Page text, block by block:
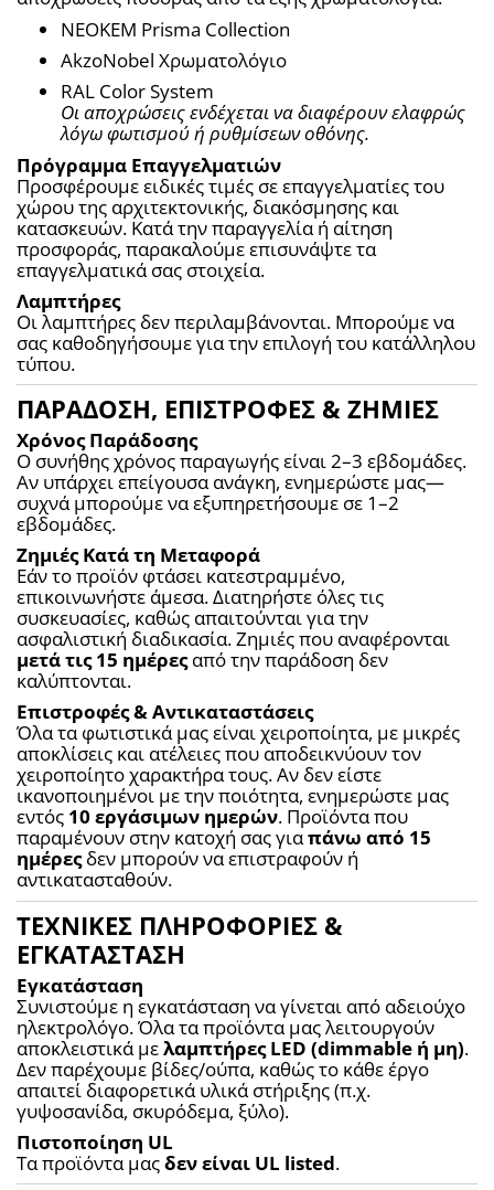
NEOKEM Prisma Collection
AkzoNobel Χρωματολόγιο
RAL Color System
Οι αποχρώσεις ενδέχεται να διαφέρουν ελαφρώς
λόγω φωτισμού ή ρυθμίσεων οθόνης.
Πρόγραμμα Επαγγελματιών
Προσφέρουμε ειδικές τιμές σε επαγγελματίες του
χώρου της αρχιτεκτονικής, διακόσμησης και
κατασκευών. Κατά την παραγγελία ή αίτηση
προσφοράς, παρακαλούμε επισυνάψτε τα
επαγγελματικά σας στοιχεία.
Λαμπτήρες
Οι λαμπτήρες δεν περιλαμβάνονται. Μπορούμε να
σας καθοδηγήσουμε για την επιλογή του κατάλληλου
τύπου.
ΠΑΡΑΔΟΣΗ, ΕΠΙΣΤΡΟΦΕΣ & ΖΗΜΙΕΣ
Χρόνος Παράδοσης
Ο συνήθης χρόνος παραγωγής είναι 2–3 εβδομάδες.
Αν υπάρχει επείγουσα ανάγκη, ενημερώστε μας—
συχνά μπορούμε να εξυπηρετήσουμε σε 1–2
εβδομάδες.
Ζημιές Κατά τη Μεταφορά
Εάν το προϊόν φτάσει κατεστραμμένο,
επικοινωνήστε άμεσα. Διατηρήστε όλες τις
συσκευασίες, καθώς απαιτούνται για την
μετά τις 15 ημέρες από την παράδοση δεν
καλύπτονται.
Επιστροφές & Αντικαταστάσεις
Όλα τα φωτιστικά μας είναι χειροποίητα, με μικρές
αποκλίσεις και ατέλειες που αποδεικνύουν τον
χειροποίητο χαρακτήρα τους. Αν δεν είστε
ικανοποιημένοι με την ποιότητα, ενημερώστε μας
εντός 10 εργάσιμων ημερών. Προϊόντα που
παραμένουν στην κατοχή σας για πάνω από 15
ημέρες δεν μπορούν να επιστραφούν ή
αντικατασταθούν.
ΤΕΧΝΙΚΕΣ ΠΛΗΡΟΦΟΡΙΕΣ &
ΕΓΚΑΤΑΣΤΑΣΗ
Εγκατάσταση
Συνιστούμε η εγκατάσταση να γίνεται από αδειούχο
ηλεκτρολόγο. Όλα τα προϊόντα μας λειτουργούν
αποκλειστικά με λαμπτήρες LED (dimmable ή μη).
Δεν παρέχουμε βίδες/ούπα, καθώς το κάθε έργο
απαιτεί διαφορετικά υλικά στήριξης (π.χ.
γυψοσανίδα, σκυρόδεμα, ξύλο).
Πιστοποίηση UL
Τα προϊόντα μας δεν είναι UL listed.